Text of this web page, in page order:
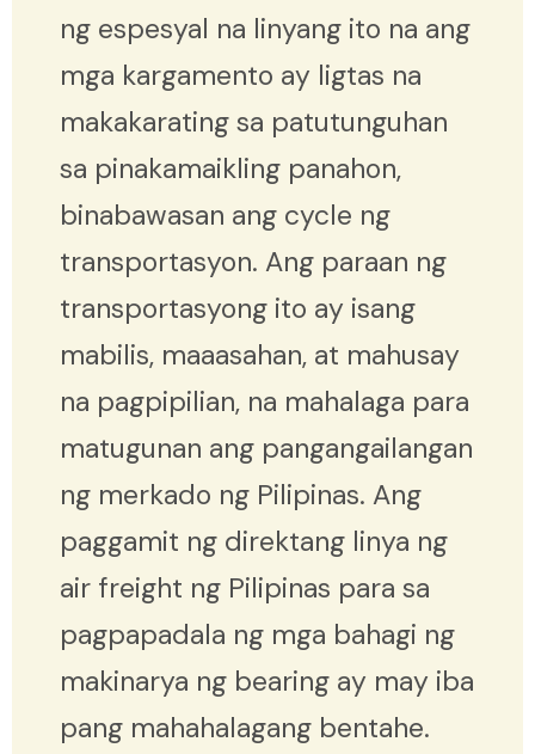
ng espesyal na linyang ito na ang
mga kargamento ay ligtas na
makakarating sa patutunguhan
sa pinakamaikling panahon,
binabawasan ang cycle ng
transportasyon. Ang paraan ng
transportasyong ito ay isang
mabilis, maaasahan, at mahusay
na pagpipilian, na mahalaga para
matugunan ang pangangailangan
ng merkado ng Pilipinas. Ang
paggamit ng direktang linya ng
air freight ng Pilipinas para sa
pagpapadala ng mga bahagi ng
makinarya ng bearing ay may iba
pang mahahalagang bentahe.